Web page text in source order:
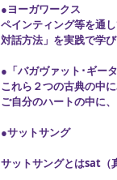
●ヨーガワークス
ペインティング等を通
対話方法」を実践で学び
●「バガヴァット･ギー
これら２つの古典の中
ご自分のハートの中に
●サットサング
サットサングとはsat（